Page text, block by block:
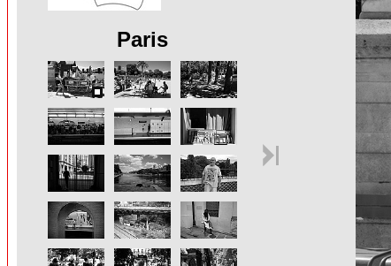
Paris